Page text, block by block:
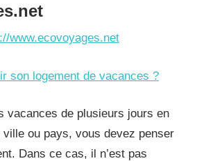
www.ecovoyages.net
son logement de vacances ?
vacances de plusieurs jours en
ou pays, vous devez penser
Dans ce cas, il n’est pas